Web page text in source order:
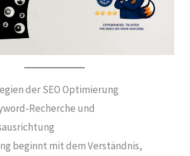
der SEO Optimierung
Recherche und
beginnt mit dem Verständnis,